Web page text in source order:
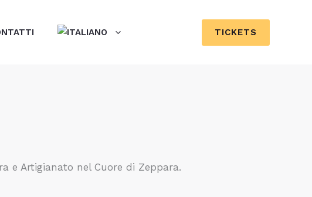
TICKETS
e Artigianato nel Cuore di Zeppara.